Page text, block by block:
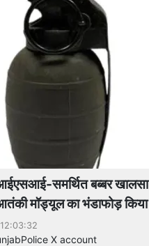
समर्थित बब्बर खालसा
मॉड्यूल का भंडाफोड़ किया
X account